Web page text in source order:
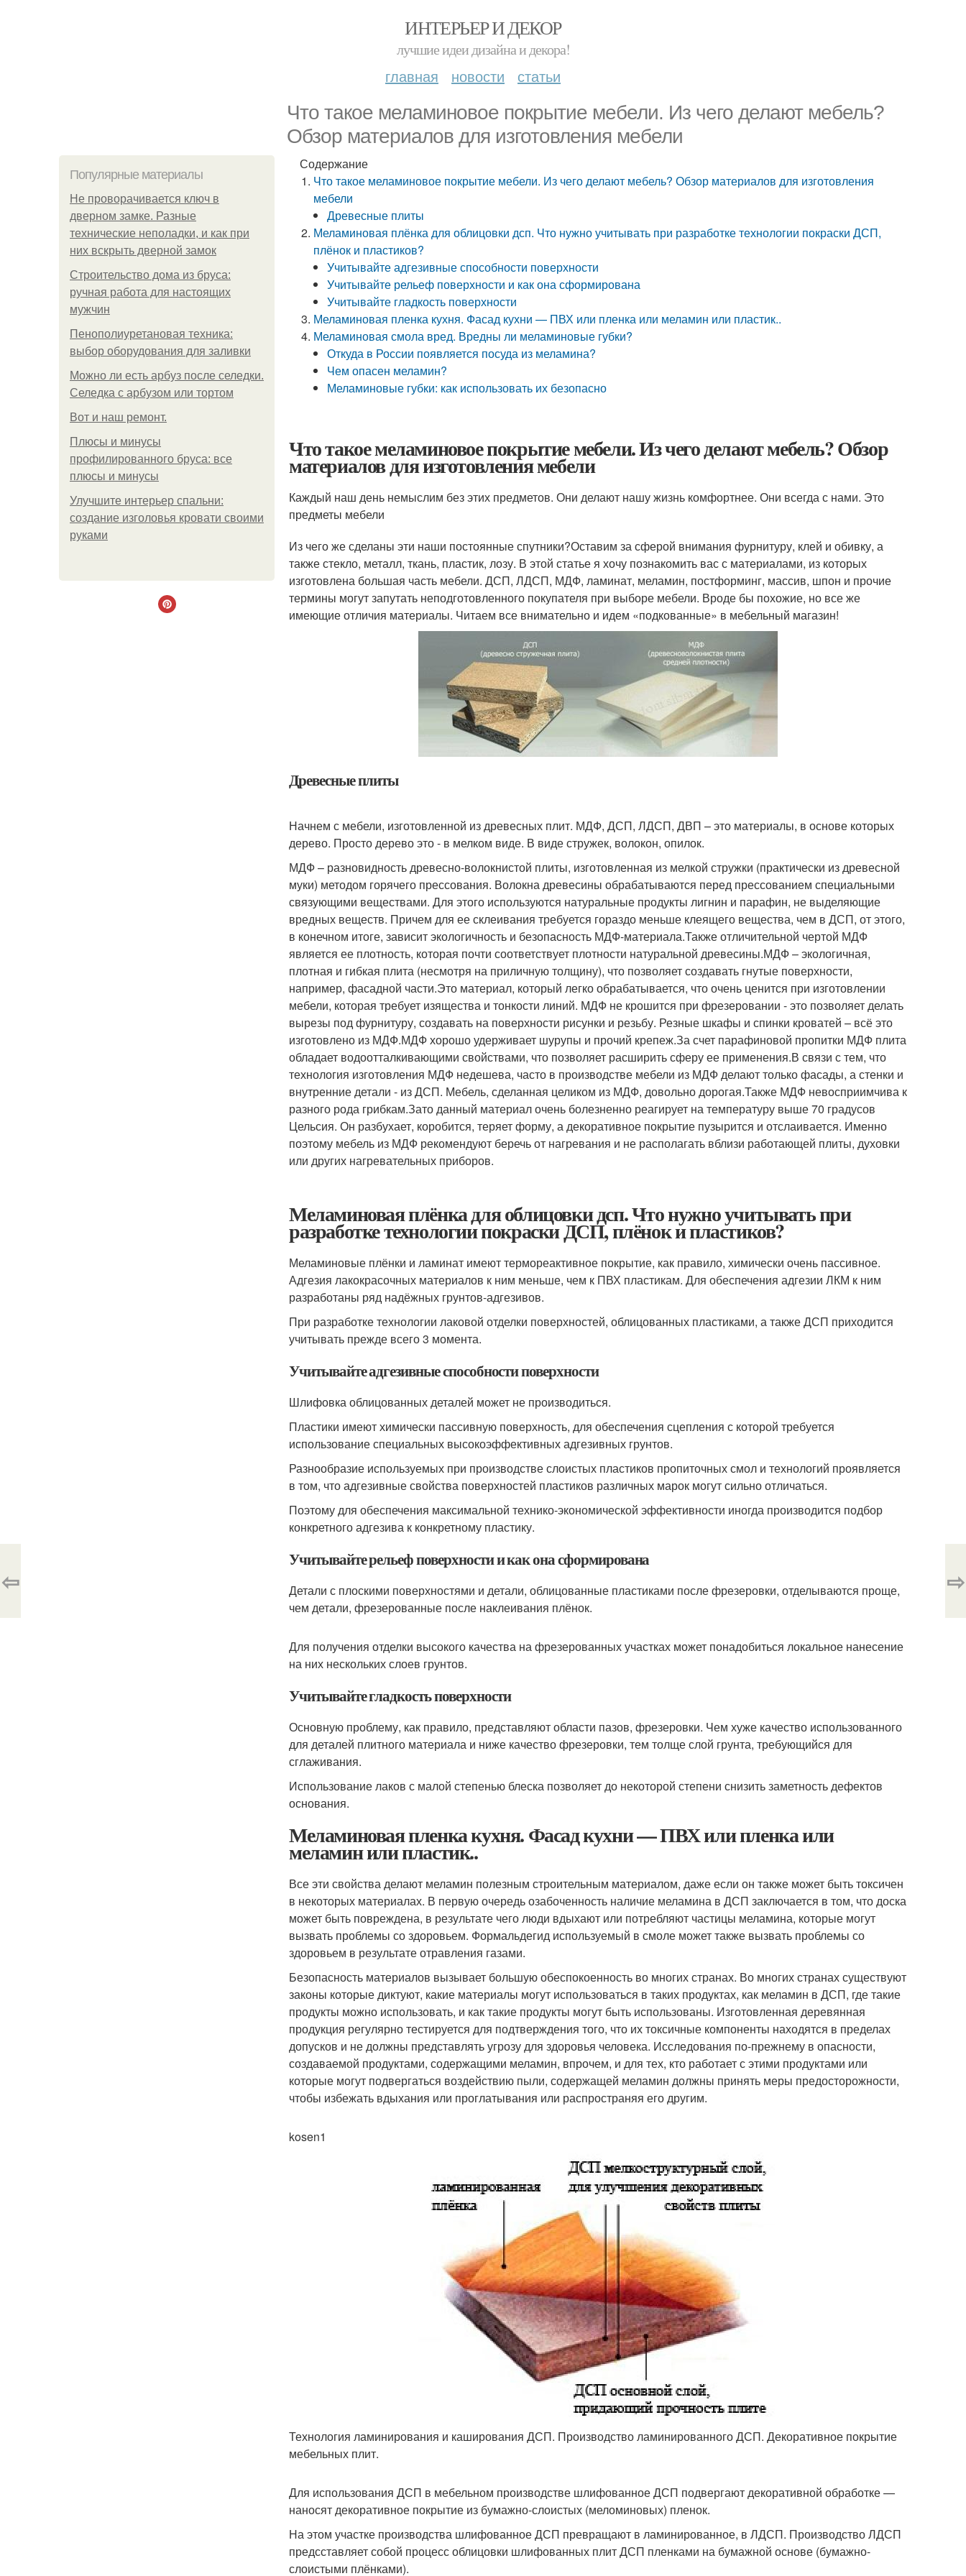
ИНТЕРЬЕР И ДЕКОР
лучшие идеи дизайна и декора!
главная новости статьи
Что такое меламиновое покрытие мебели. Из чего делают мебель?
Обзор материалов для изготовления мебели
Популярные материалы
Не проворачивается ключ в
дверном замке. Разные
технические неполадки, и как при
них вскрыть дверной замок
Строительство дома из бруса:
ручная работа для настоящих
мужчин
Пенополиуретановая техника:
выбор оборудования для заливки
Можно ли есть арбуз после селедки.
Селедка с арбузом или тортом
Boт и наш ремoнт.
Плюсы и минусы
профилированного бруса: все
плюсы и минусы
Улучшите интерьер спальни:
создание изголовья кровати своими
руками
Содержание
Что такое меламиновое покрытие мебели. Из чего делают мебель? Обзор материалов для изготовления
мебели
Древесные плиты
Меламиновая плёнка для облицовки дсп. Что нужно учитывать при разработке технологии покраски ДСП,
плёнок и пластиков?
Учитывайте адгезивные способности поверхности
Учитывайте рельеф поверхности и как она сформирована
Учитывайте гладкость поверхности
Меламиновая пленка кухня. Фасад кухни — ПВХ или пленка или меламин или пластик..
Меламиновая смола вред. Вредны ли меламиновые губки?
Откуда в России появляется посуда из меламина?
Чем опасен меламин?
Меламиновые губки: как использовать их безопасно
Что такое меламиновое покрытие мебели. Из чего делают мебель? Обзор
материалов для изготовления мебели
Каждый наш день немыслим без этих предметов. Они делают нашу жизнь комфортнее. Они всегда с нами. Это
предметы мебели
Из чего же сделаны эти наши постоянные спутники?Оставим за сферой внимания фурнитуру, клей и обивку, а
также стекло, металл, ткань, пластик, лозу. В этой статье я хочу познакомить вас с материалами, из которых
изготовлена большая часть мебели. ДСП, ЛДСП, МДФ, ламинат, меламин, постформинг, массив, шпон и прочие
термины могут запутать неподготовленного покупателя при выборе мебели. Вроде бы похожие, но все же
имеющие отличия материалы. Читаем все внимательно и идем «подкованные» в мебельный магазин!
Древесные плиты
Начнем с мебели, изготовленной из древесных плит. МДФ, ДСП, ЛДСП, ДВП – это материалы, в основе которых
дерево. Просто дерево это - в мелком виде. В виде стружек, волокон, опилок.
МДФ – разновидность древесно-волокнистой плиты, изготовленная из мелкой стружки (практически из древесной
муки) методом горячего прессования. Волокна древесины обрабатываются перед прессованием специальными
связующими веществами. Для этого используются натуральные продукты лигнин и парафин, не выделяющие
вредных веществ. Причем для ее склеивания требуется гораздо меньше клеящего вещества, чем в ДСП, от этого,
в конечном итоге, зависит экологичность и безопасность МДФ-материала.Также отличительной чертой МДФ
является ее плотность, которая почти соответствует плотности натуральной древесины.МДФ – экологичная,
плотная и гибкая плита (несмотря на приличную толщину), что позволяет создавать гнутые поверхности,
например, фасадной части.Это материал, который легко обрабатывается, что очень ценится при изготовлении
мебели, которая требует изящества и тонкости линий. МДФ не крошится при фрезеровании - это позволяет делать
вырезы под фурнитуру, создавать на поверхности рисунки и резьбу. Резные шкафы и спинки кроватей – всё это
изготовлено из МДФ.МДФ хорошо удерживает шурупы и прочий крепеж.За счет парафиновой пропитки МДФ плита
обладает водоотталкивающими свойствами, что позволяет расширить сферу ее применения.В связи с тем, что
технология изготовления МДФ недешева, часто в производстве мебели из МДФ делают только фасады, а стенки и
внутренние детали - из ДСП. Мебель, сделанная целиком из МДФ, довольно дорогая.Также МДФ невосприимчива к
разного рода грибкам.Зато данный материал очень болезненно реагирует на температуру выше 70 градусов
Цельсия. Он разбухает, коробится, теряет форму, а декоративное покрытие пузырится и отслаивается. Именно
поэтому мебель из МДФ рекомендуют беречь от нагревания и не располагать вблизи работающей плиты, духовки
или других нагревательных приборов.
Меламиновая плёнка для облицовки дсп. Что нужно учитывать при
разработке технологии покраски ДСП, плёнок и пластиков?
Меламиновые плёнки и ламинат имеют термореактивное покрытие, как правило, химически очень пассивное.
Адгезия лакокрасочных материалов к ним меньше, чем к ПВХ пластикам. Для обеспечения адгезии ЛКМ к ним
разработаны ряд надёжных грунтов-адгезивов.
При разработке технологии лаковой отделки поверхностей, облицованных пластиками, а также ДСП приходится
учитывать прежде всего 3 момента.
Учитывайте адгезивные способности поверхности
Шлифовка облицованных деталей может не производиться.
Пластики имеют химически пассивную поверхность, для обеспечения сцепления с которой требуется
использование специальных высокоэффективных адгезивных грунтов.
Разнообразие используемых при производстве слоистых пластиков пропиточных смол и технологий проявляется
в том, что адгезивные свойства поверхностей пластиков различных марок могут сильно отличаться.
Поэтому для обеспечения максимальной технико-экономической эффективности иногда производится подбор
конкретного адгезива к конкретному пластику.
Учитывайте рельеф поверхности и как она сформирована
Детали с плоскими поверхностями и детали, облицованные пластиками после фрезеровки, отделываются проще,
чем детали, фрезерованные после наклеивания плёнок.
Для получения отделки высокого качества на фрезерованных участках может понадобиться локальное нанесение
на них нескольких слоев грунтов.
Учитывайте гладкость поверхности
Основную проблему, как правило, представляют области пазов, фрезеровки. Чем хуже качество использованного
для деталей плитного материала и ниже качество фрезеровки, тем толще слой грунта, требующийся для
сглаживания.
Использование лаков с малой степенью блеска позволяет до некоторой степени снизить заметность дефектов
основания.
Меламиновая пленка кухня. Фасад кухни — ПВХ или пленка или
меламин или пластик..
Все эти свойства делают меламин полезным строительным материалом, даже если он также может быть токсичен
в некоторых материалах. В первую очередь озабоченность наличие меламина в ДСП заключается в том, что доска
может быть повреждена, в результате чего люди вдыхают или потребляют частицы меламина, которые могут
вызвать проблемы со здоровьем. Формальдегид используемый в смоле может также вызвать проблемы со
здоровьем в результате отравления газами.
Безопасность материалов вызывает большую обеспокоенность во многих странах. Во многих странах существуют
законы которые диктуют, какие материалы могут использоваться в таких продуктах, как меламин в ДСП, где такие
продукты можно использовать, и как такие продукты могут быть использованы. Изготовленная деревянная
продукция регулярно тестируется для подтверждения того, что их токсичные компоненты находятся в пределах
допусков и не должны представлять угрозу для здоровья человека. Исследования по-прежнему в опасности,
создаваемой продуктами, содержащими меламин, впрочем, и для тех, кто работает с этими продуктами или
которые могут подвергаться воздействию пыли, содержащей меламин должны принять меры предосторожности,
чтобы избежать вдыхания или проглатывания или распространяя его другим.
kosen1
Технология ламинирования и каширования ДСП. Производство ламинированного ДСП. Декоративное покрытие
мебельных плит.
Для использования ДСП в мебельном производстве шлифованное ДСП подвергают декоративной обработке —
наносят декоративное покрытие из бумажно-слоистых (меломиновых) пленок.
На этом участке производства шлифованное ДСП превращают в ламинированное, в ЛДСП. Производство ЛДСП
предсставляет собой процесс облицовки шлифованных плит ДСП пленками на бумажной основе (бумажно-
слоистыми плёнками).
⇦ ⇨